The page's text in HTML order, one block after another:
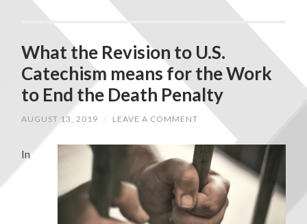
What the Revision to U.S.
Catechism means for the Work
to End the Death Penalty
AUGUST 13, 2019 / LEAVE A COMMENT
In